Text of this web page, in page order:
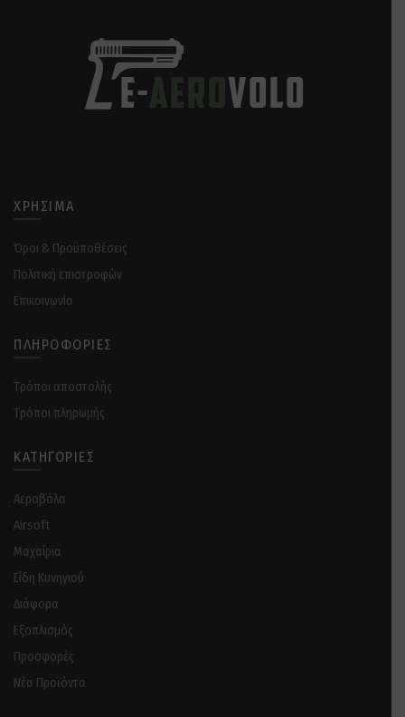
ΧΡΉΣΙΜΑ
Όροι & Προϋποθέσεις
Πολιτική επιστροφών
Επικοινωνία
ΠΛΗΡΟΦΟΡΊΕΣ
Tρόποι αποστολής
Tρόποι πληρωμής
ΚΑΤΗΓΟΡΊΕΣ
Αεροβόλα
Airsoft
Μαχαίρια
Είδη Κυνηγιού
Διάφορα
Eξοπλισμός
Προσφορές
Νέα Προϊόντα